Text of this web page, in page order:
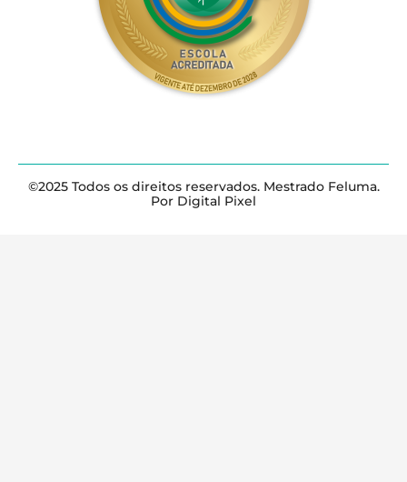
©2025 Todos os direitos reservados. Mestrado Feluma.
Por Digital Pixel